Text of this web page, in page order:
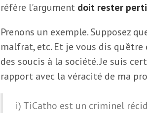
réfère l'argument doit rester
Prenons un exemple. Supposez
malfrat, etc. Et je vous dis
des soucis à la société. Je suis
rapport avec la véracité de ma
i) TiCatho est un criminel